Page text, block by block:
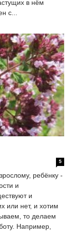
в нём
с...
5
ребёнку -
и
и
или нет, и хотим
то делаем
Например,